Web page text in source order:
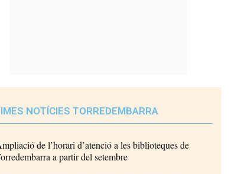
NOTÍCIES TORREDEMBARRA
de l’horari d’atenció a les biblioteques de
a partir del setembre